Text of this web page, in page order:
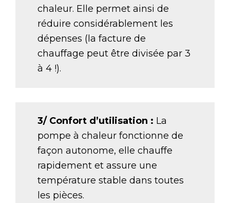
chaleur. Elle permet ainsi de
réduire considérablement les
dépenses (la facture de
chauffage peut être divisée par 3
à 4 !).
3/ Confort d’utilisation : La
pompe à chaleur fonctionne de
façon autonome, elle chauffe
rapidement et assure une
température stable dans toutes
les pièces.